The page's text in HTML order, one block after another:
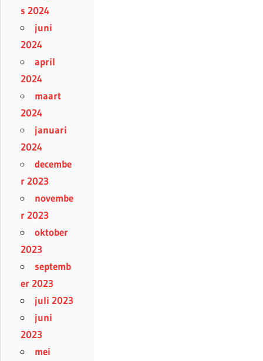
s 2024
juni
2024
april
2024
maart
2024
januari
2024
decembe
r 2023
novembe
r 2023
oktober
2023
septemb
er 2023
juli 2023
juni
2023
mei